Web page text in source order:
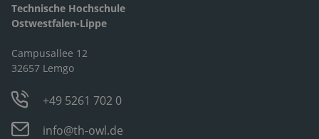
Technische Hochschule
Ostwestfalen-Lippe
Campusallee 12
32657 Lemgo
+49 5261 702 0
info@th-owl.de